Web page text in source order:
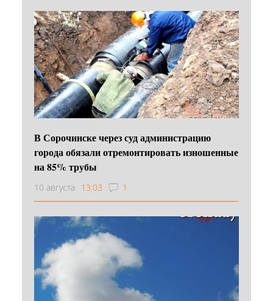
В Сорочинске через суд администрацию
города обязали отремонтировать изношенные
на 85% трубы
10 августа 13:03 1